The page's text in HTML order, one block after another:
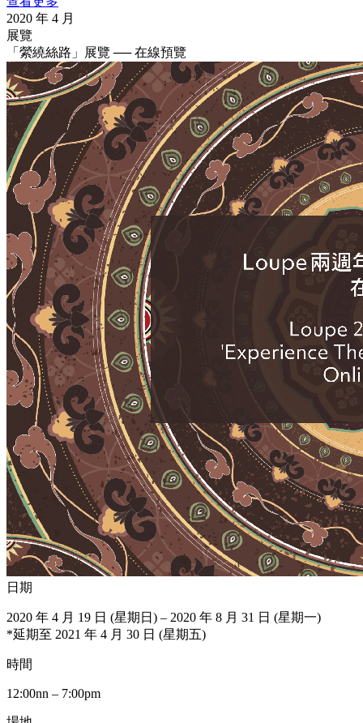
2020 年 4 月
展覽
「縈繞絲路」展覽 ── 在線預覽
日期
2020 年 4 月 19 日 (星期日) – 2020 年 8 月 31 日 (星期一)
*延期至 2021 年 4 月 30 日 (星期五)
時間
12:00nn – 7:00pm